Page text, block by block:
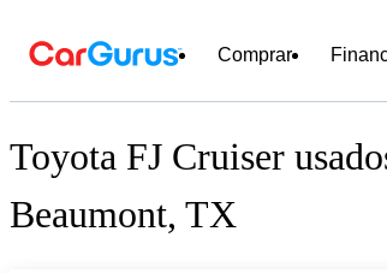
Comprar
Toyota FJ Cruiser
Beaumont, TX